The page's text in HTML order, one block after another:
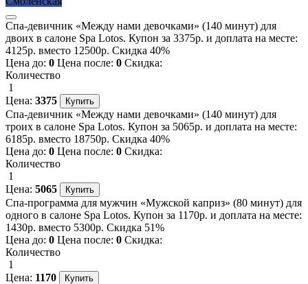
Спа-девичник «Между нами девочками» (140 минут) для
двоих в салоне Spa Lotos. Купон за 3375р. и доплата на месте:
4125р. вместо 12500р. Скидка 40%
Цена до: 0 Цена после: 0 Скидка:
Количество
1
Цена: 3375
Спа-девичник «Между нами девочками» (140 минут) для
троих в салоне Spa Lotos. Купон за 5065р. и доплата на месте:
6185р. вместо 18750р. Скидка 40%
Цена до: 0 Цена после: 0 Скидка:
Количество
1
Цена: 5065
Спа-программа для мужчин «Мужской каприз» (80 минут) для
одного в салоне Spa Lotos. Купон за 1170р. и доплата на месте:
1430р. вместо 5300р. Скидка 51%
Цена до: 0 Цена после: 0 Скидка:
Количество
1
Цена: 1170